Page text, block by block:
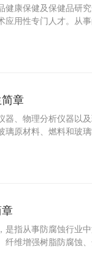
健康保健及保健品研
应用性专门人才。从
章
器、物理分析仪器以
璃原材料、燃料和玻
是指从事防腐蚀行业
纤维增强树脂防腐蚀